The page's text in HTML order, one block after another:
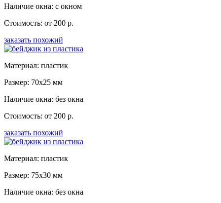
Наличие окна: с окном
Стоимость: от 200 р.
заказать похожий
Материал: пластик
Размер: 70x25 мм
Наличие окна: без окна
Стоимость: от 200 р.
заказать похожий
Материал: пластик
Размер: 75x30 мм
Наличие окна: без окна